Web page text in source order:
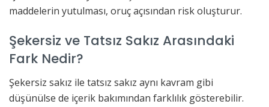
maddelerin yutulması, oruç açısından risk oluşturur.
Şekersiz ve Tatsız Sakız Arasındaki
Fark Nedir?
Şekersiz sakız ile tatsız sakız aynı kavram gibi
düşünülse de içerik bakımından farklılık gösterebilir.